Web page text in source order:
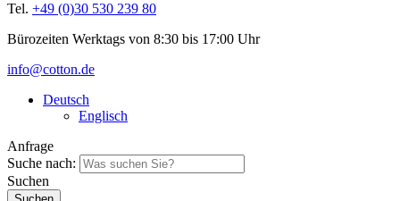
Tel. +49 (0)30 530 239 80
Bürozeiten Werktags von 8:30 bis 17:00 Uhr
info@cotton.de
Deutsch
Englisch
Anfrage
Suche nach:
Suchen